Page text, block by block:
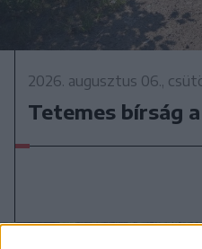
2026. augusztus 06.,
Tetemes bírság